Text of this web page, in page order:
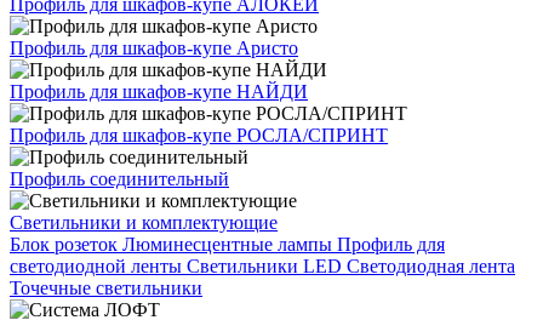
Профиль для шкафов-купе АЛОКЕЙ
Профиль для шкафов-купе Аристо
Профиль для шкафов-купе НАЙДИ
Профиль для шкафов-купе РОСЛА/СПРИНТ
Профиль соединительный
Светильники и комплектующие
Блок розеток Люминесцентные лампы Профиль для
светодиодной ленты Светильники LED Светодиодная лента
Точечные светильники